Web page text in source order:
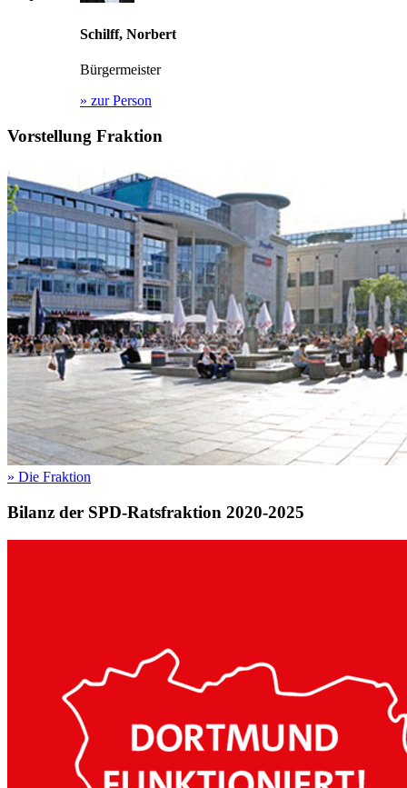
Schilff, Norbert
Bürgermeister
» zur Person
Vorstellung Fraktion
» Die Fraktion
Bilanz der SPD-Ratsfraktion 2020-2025